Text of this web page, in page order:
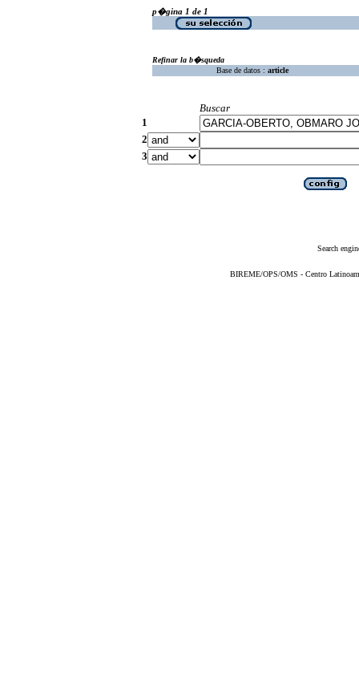
p�gina 1 de 1
Refinar la b�squeda
Base de datos : article
Buscar
1
2
3
Search
BIREME/OPS/OMS - Centro